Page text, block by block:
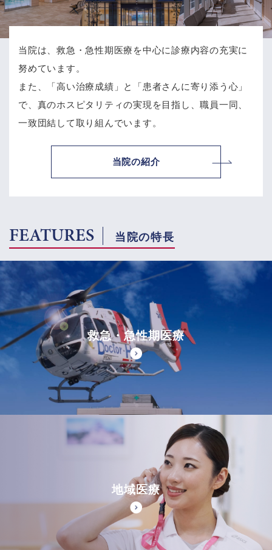
当院は、救急・急性期医療を中心に診療内容の充実に
努めています。
また、「高い治療成績」と「患者さんに寄り添う心」
で、 真のホスピタリティの実現を目指し、職員一同、
一致団結して取り組んでいます。
当院の紹介
FEATURES 当院の特長
救急・急性期医療
地域医療